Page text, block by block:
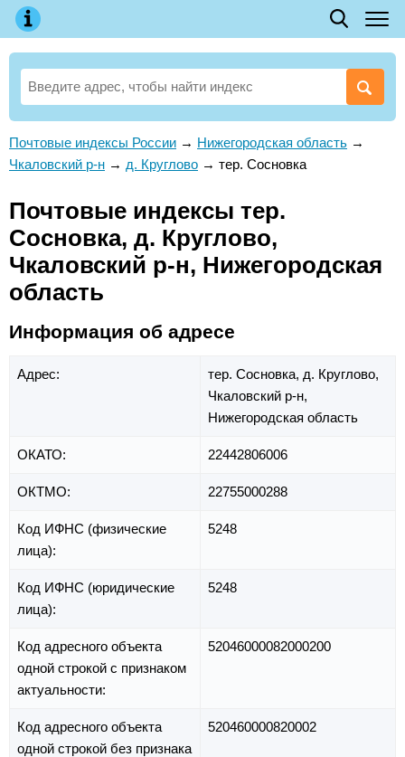
Почтовые индексы России → Нижегородская область →
Чкаловский р-н → д. Круглово → тер. Сосновка
Почтовые индексы тер.
Сосновка, д. Круглово,
Чкаловский р-н, Нижегородская
область
Информация об адресе
Адрес: тер. Сосновка, д. Круглово,
Чкаловский р-н,
Нижегородская область
ОКАТО: 22442806006
ОКТМО: 22755000288
Код ИФНС (физические
лица):
5248
Код ИФНС (юридические
лица):
5248
Код адресного объекта
одной строкой с признаком
актуальности:
52046000082000200
Код адресного объекта
одной строкой без признака
520460000820002